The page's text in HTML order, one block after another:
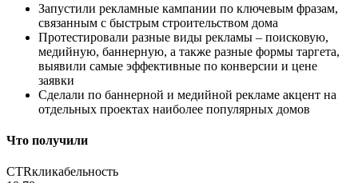
Запустили рекламные кампании по ключевым фразам,
связанным с быстрым строительством дома
Протестировали разные виды рекламы – поисковую,
медийную, баннерную, а также разные формы таргета,
выявили самые эффективные по конверсии и цене
заявки
Сделали по баннерной и медийной рекламе акцент на
отдельных проектах наиболее популярных домов
Что получили
CTRкликабельность